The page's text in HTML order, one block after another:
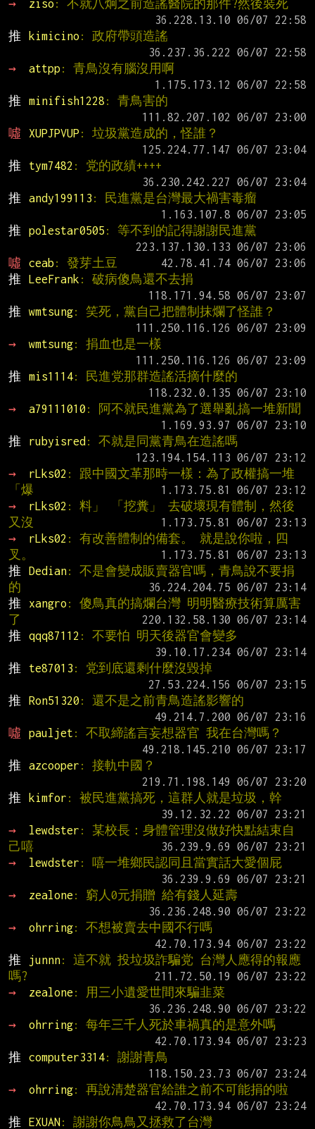
→ ziso : 不就八炯之前造謠醫院的那件?然後裝死
推
kimicino : 政府帶頭造謠
→
attpp : 青鳥沒有腦沒用啊
推
minifish1228 : 青鳥害的
噓
XUPJPVUP : 垃圾黨造成的，怪誰？
推
tym7482 : 党的政績++++
推
andy199113 : 民進黨是台灣最大禍害毒瘤
推
polestar0505 : 等不到的記得謝謝民進黨
噓
ceab : 發芽土豆
推
LeeFrank : 破病傻鳥還不去捐
推
wmtsung: 笑死，黨自己把體制抹爛了怪誰？
→
wmtsung: 捐血也是一樣
推
mis1114: 民進党那群造謠活摘什麼的
→
a79111010 : 阿不就民進黨為了選舉亂搞一堆新聞
推
rubyisred : 不就是同黨青鳥在造謠嗎
→
rLks02 : 跟中國文革那時一樣：為了政權搞一堆
「爆
→
rLks02 : 料」 「挖糞」 去破壞現有體制，然後
又沒
→
rLks02 : 有改善體制的備套。 就是說你啦，四
叉。
推
Dedian: 不是會變成販賣器官嗎，青鳥說不要捐
的
推
xangro : 傻鳥真的搞爛台灣 明明醫療技術算厲害
了
推
qqq87112 : 不要怕 明天後器官會變多
推
te87013 : 党到底還剩什麼沒毀掉
推
Ron51320 : 還不是之前青鳥造謠影響的
噓
pauljet : 不取締謠言妄想器官 我在台灣嗎？
推
azcooper : 接軌中國？
推
kimfor : 被民進黨搞死，這群人就是垃圾，幹
→
lewdster : 某校長：身體管理沒做好快點結束自
己嘻
→
lewdster : 嘻一堆鄉民認同且當實話大愛個屁
→
zealone : 窮人0元捐贈 給有錢人延壽
→
ohrring: 不想被賣去中國不行嗎
推
junnn: 這不就 投垃圾詐騙党 台灣人應得的報應
嗎?
→
zealone : 用三小遺愛世間來騙韭菜
→
ohrring: 每年三千人死於車禍真的是意外嗎
推
computer3314: 謝謝青鳥
→
ohrring: 再說清楚器官給誰之前不可能捐的啦
推
EXUAN: 謝謝你鳥鳥又拯救了台灣